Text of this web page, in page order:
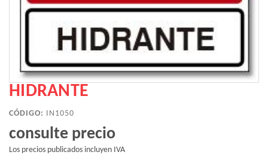
HIDRANTE
CÓDIGO: IN1050
consulte precio
Los precios publicados incluyen IVA